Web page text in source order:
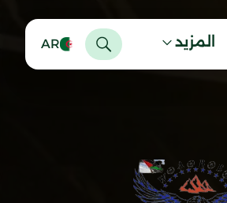
المزيد AR